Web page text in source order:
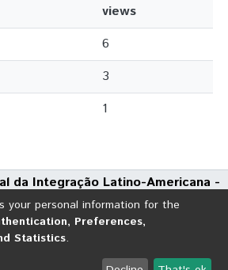
views
6
3
1
da Integração Latino-Americana -
UNILA
dos Santos, 1000 - Polo Universitário
| Foz do Iguaçu - Paraná
copyright © 2002-2026 LYRASIS
your personal information for the
Preferences,
Statistics.